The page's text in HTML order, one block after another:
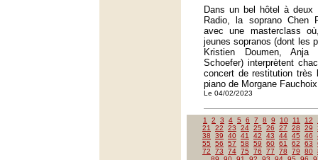
Dans un bel hôtel à
Radio, la soprano Chen
avec une masterclass
jeunes sopranos (dont les
Kristien Doumen,
Schoefer) interprètent
concert de restitution très
piano de Morgane
Le 04/02/2023
1 2 3 4 5 6 7 8 9 10 11 12
21
22 23 24 25 26 27 28 29
38
39 40 41 42 43 44 45 46
55
56 57 58 59 60 61 62 63
72
73 74 75 76 77 78 79 80